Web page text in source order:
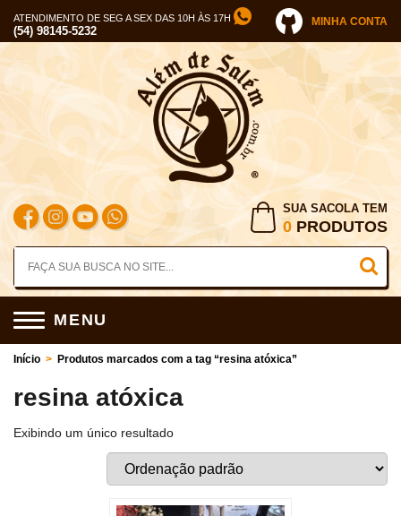
ATENDIMENTO DE SEG A SEX DAS 10H ÀS 17H
(54) 98145-5232
MINHA CONTA
SUA SACOLA TEM
0 PRODUTOS
MENU
Início > Produtos marcados com a tag “resina atóxica”
resina atóxica
Exibindo um único resultado